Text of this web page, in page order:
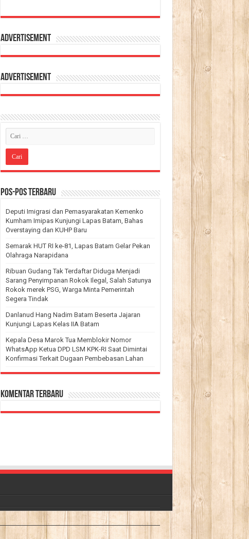
Advertisement
Advertisement
Pos-pos Terbaru
Deputi Imigrasi dan Pemasyarakatan Kemenko
Kumham Imipas Kunjungi Lapas Batam, Bahas
Overstaying dan KUHP Baru
Semarak HUT RI ke-81, Lapas Batam Gelar Pekan
Olahraga Narapidana
Ribuan Gudang Tak Terdaftar Diduga Menjadi
Sarang Penyimpanan Rokok Ilegal, Salah Satunya
Rokok merek PSG, Warga Minta Pemerintah
Segera Tindak
Danlanud Hang Nadim Batam Beserta Jajaran
Kunjungi Lapas Kelas IIA Batam
Kepala Desa Marok Tua Memblokir Nomor
WhatsApp Ketua DPD LSM KPK-RI Saat Dimintai
Konfirmasi Terkait Dugaan Pembebasan Lahan
Komentar Terbaru